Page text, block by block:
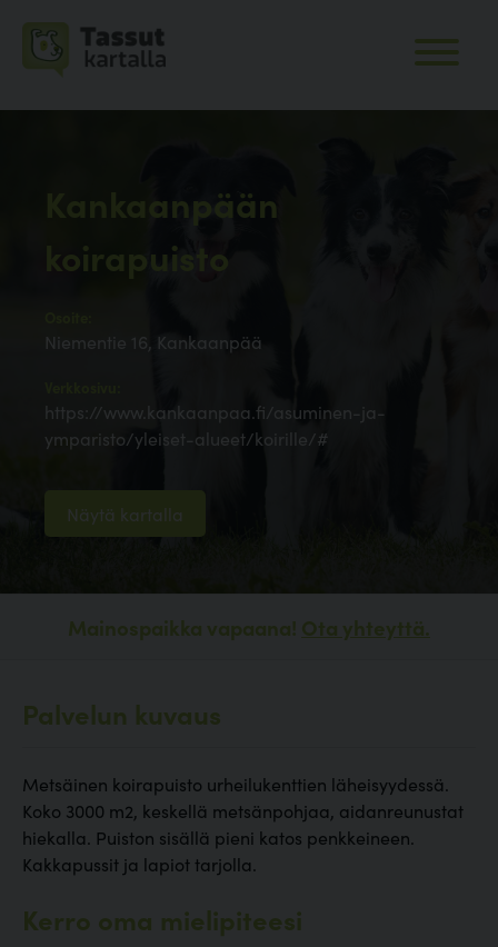
Kankaanpään
koirapuisto
Niementie 16, Kankaanpää
https://www.kankaanpaa.fi/asuminen-ja-
ymparisto/yleiset-alueet/koirille/#
Näytä kartalla
Mainospaikka vapaana! Ota yhteyttä.
Palvelun kuvaus
Metsäinen koirapuisto urheilukenttien läheisyydessä.
Koko 3000 m2, keskellä metsänpohjaa, aidanreunustat
hiekalla. Puiston sisällä pieni katos penkkeineen.
Kakkapussit ja lapiot tarjolla.
Kerro oma mielipiteesi